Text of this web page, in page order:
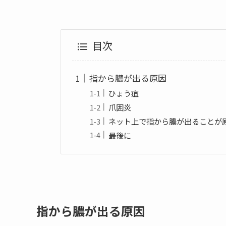
目次
指から膿が出る原因
ひょう疽
爪囲炎
ネット上で指から膿が出ることが
最後に
指から膿が出る原因